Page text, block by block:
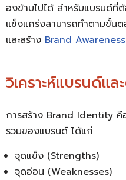
องข้ามไปได้ สำหรับแบรนด์
แข็งแกร่งสามารถทำตามขั้น
และสร้าง Brand Awareness
วิเคราะห์แบรนด์แล
การสร้าง Brand Identity คื
รวมของแบรนด์ ได้แก่
จุดแข็ง (Strengths)
จุดอ่อน (Weaknesses)